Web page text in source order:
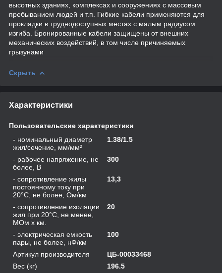
высотных зданиях, комплексах и сооружениях с массовым
пребыванием людей и т.п. Гибкие кабели применяются для
прокладки в труднодоступных местах с малым радиусом
изгиба. Бронированные кабели защищены от внешних
механических воздействий, в том числе причиняемых
грызунами
Скрыть
Характеристики
Пользовательские характеристики
- номинальный диаметр
жил/сечение, мм/мм²
1.38/1.5
- рабочее напряжение, не
более, В
300
- сопротивление жилы
постоянному току при
20°С, не более, Ом/км
13,3
- сопротивление изоляции
жил при 20°C, не менее,
МОм х км.
20
- электрическая емкость
пары, не более, нФ/км
100
Артикул производителя
ЦБ-00033468
Вес (кг)
196.5